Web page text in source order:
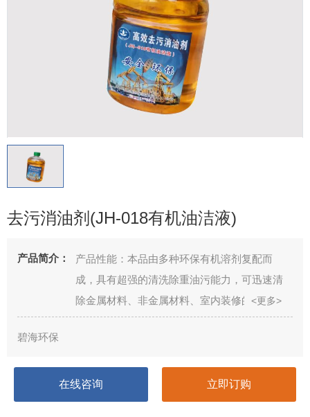
去污消油剂(JH-018有机油洁液)
产品简介：
产品性能：本品由多种环保有机溶剂复配而
成，具有超强的清洗除重油污能力，可迅速清
除金属材料、非金属材料、室内装修的清洗；
安全环保、无毒、不易燃，对人体也更...
<更多>
碧海环保
在线咨询 立即订购